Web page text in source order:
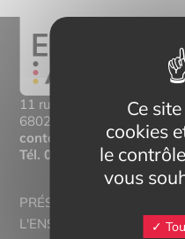
11 rue Mittlerweg,
68025 Colmar Cedex
contact@eltern-
Tél.03 89 20 46 74
PRÉSENTATION
L'ENSEIGNEMENT
Ce
cookies
le
vous